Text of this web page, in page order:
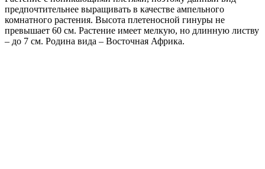
предпочтительнее выращивать в качестве ампельного
комнатного растения. Высота плетеносной гинуры не
превышает 60 см. Растение имеет мелкую, но длинную листву
– до 7 см. Родина вида – Восточная Африка.